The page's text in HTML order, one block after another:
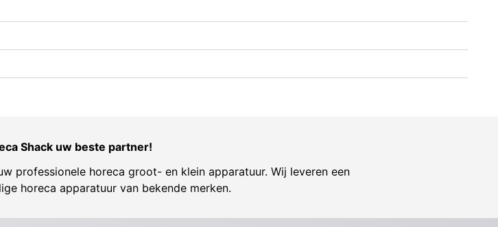
Shack uw beste partner!
professionele horeca groot- en klein apparatuur. Wij leveren een
horeca apparatuur van bekende merken.